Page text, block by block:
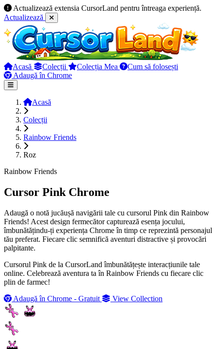
Actualizează extensia CursorLand pentru întreaga experiență.
Actualizează
Acasă Colecții Colecția Mea
Cum să folosești
Adaugă în Chrome
Acasă
Colecții
Rainbow Friends
Roz
Rainbow Friends
Cursor Pink Chrome
Adaugă o notă jucăușă navigării tale cu cursorul Pink din Rainbow
Friends! Acest design fermecător capturează esența jocului,
îmbunătățindu-ți experiența Chrome în timp ce reprezintă personajul
tău preferat. Fiecare clic semnifică aventuri distractive și provocări
palpitante.
Cursorul Pink de la CursorLand îmbunătățește interacțiunile tale
online. Celebrează aventura ta în Rainbow Friends cu fiecare clic
plin de farmec!
Adaugă în Chrome - Gratuit
View Collection